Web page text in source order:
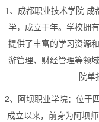
1、成都职业技术学院
学，成立于年。学校拥
提供了丰富的学习资源
游管理、财经管理等领
院单
2、阿坝职业学院：位于
成立以来，前身为阿坝